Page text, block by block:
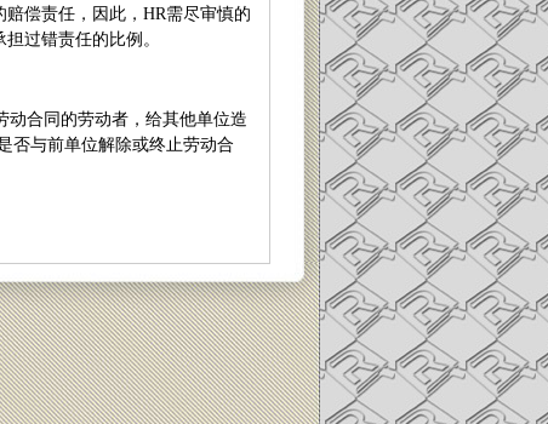
偿责任，因此， HR需尽审慎的
过错责任的比例。
动合同的劳动者，给其他单位造
否与前单位解除或终止劳动合